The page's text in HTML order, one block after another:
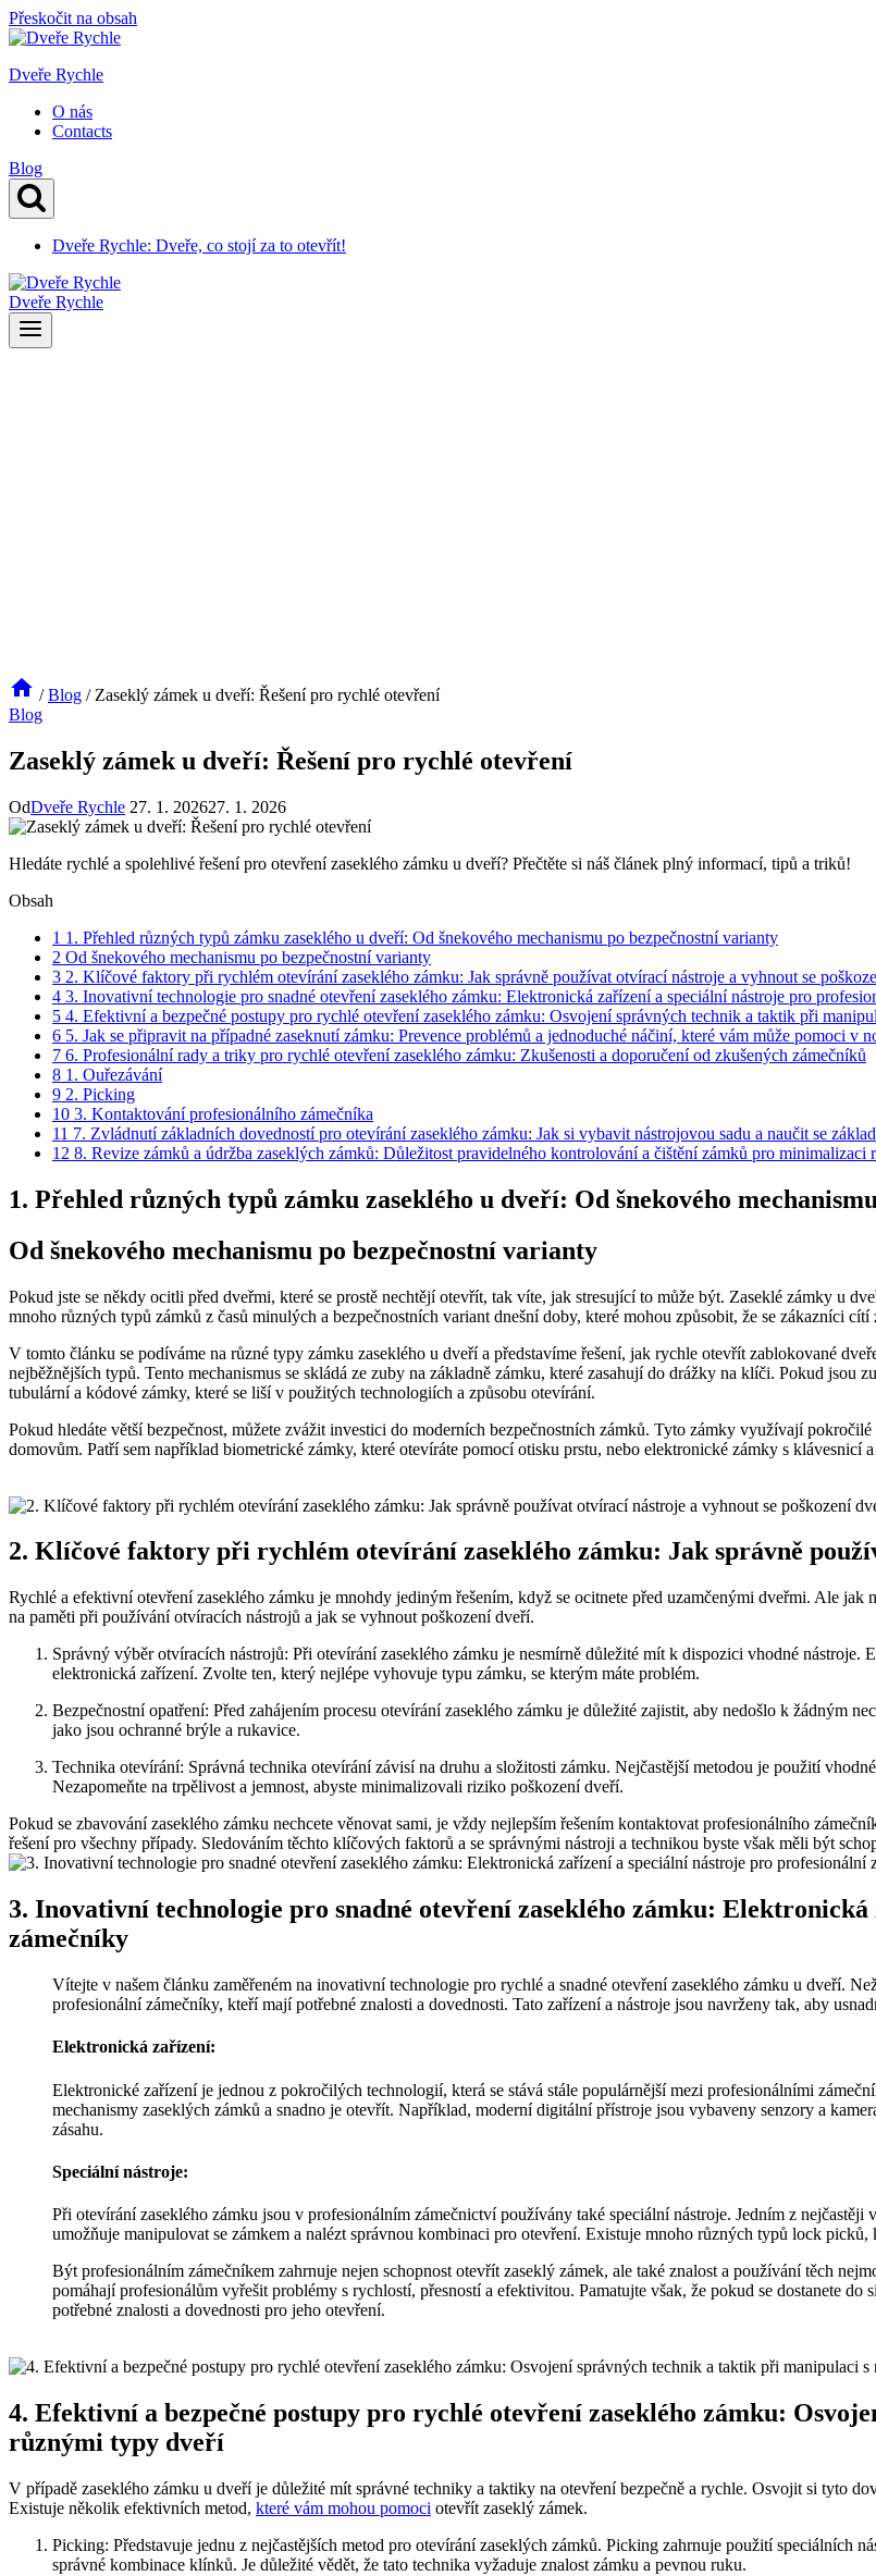
Přeskočit na obsah
Dveře Rychle
O nás
Contacts
Blog
Dveře Rychle: Dveře, co stojí za to otevřít!
Dveře Rychle
/ Blog / Zaseklý zámek u dveří: Řešení pro rychlé otevření
Blog
Zaseklý zámek u dveří: Řešení pro rychlé otevření
OdDveře Rychle 27. 1. 202627. 1. 2026
Hledáte rychlé a spolehlivé řešení pro otevření zaseklého zámku u dveří? Přečtěte si náš článek plný informací, tipů a triků!
Obsah
1 1. Přehled různých typů zámku zaseklého u dveří: Od šnekového mechanismu po bezpečnostní varianty
2 Od šnekového mechanismu po bezpečnostní varianty
3 2. Klíčové faktory při rychlém otevírání zaseklého zámku: Jak správně používat otvírací nástroje a vyhnout se
4 3. Inovativní technologie pro snadné otevření zaseklého zámku: Elektronická zařízení a speciální nástroje pro
5 4. Efektivní a bezpečné postupy pro rychlé otevření zaseklého zámku: Osvojení správných technik a taktik při
6 5. Jak se připravit na případné zaseknutí zámku: Prevence problémů a jednoduché náčiní, které vám může pomoci v
7 6. Profesionální rady a triky pro rychlé otevření zaseklého zámku: Zkušenosti a doporučení od zkušených zámečníků
8 1. Ouřezávání
9 2. Picking
10 3. Kontaktování profesionálního zámečníka
11 7. Zvládnutí základních dovedností pro otevírání zaseklého zámku: Jak si vybavit nástrojovou sadu a naučit se
12 8. Revize zámků a údržba zaseklých zámků: Důležitost pravidelného kontrolování a čištění zámků pro minimalizaci
1. Přehled různých typů zámku zaseklého u dveří: Od šnekového
Od šnekového mechanismu po bezpečnostní varianty
Pokud jste se někdy ocitli před dveřmi, které se prostě nechtějí otevřít, tak víte, jak stresující to může být. Zaseklé zámky u
mnoho různých typů zámků z časů minulých a bezpečnostních variant dnešní doby, které mohou způsobit, že se zákazníci cítí
V tomto článku se podíváme na různé typy zámku zaseklého u dveří a představíme řešení, jak rychle otevřít zablokované
nejběžnějších typů. Tento mechanismus se skládá ze zuby na základně zámku, které zasahují do drážky na klíči. Pokud jsou
tubulární a kódové zámky, které se liší v použitých technologiích a způsobu otevírání.
Pokud hledáte větší bezpečnost, můžete zvážit investici do moderních bezpečnostních zámků. Tyto zámky využívají
domovům. Patří sem například biometrické zámky, které otevíráte pomocí otisku prstu, nebo elektronické zámky s klávesnicí
2. Klíčové faktory při rychlém otevírání zaseklého zámku: Jak správně
Rychlé a efektivní otevření zaseklého zámku je mnohdy jediným řešením, když se ocitnete před uzamčenými dveřmi. Ale
na paměti při používání otvíracích nástrojů a jak se vyhnout poškození dveří.
Správný výběr otvíracích nástrojů: Při otevírání zaseklého zámku je nesmírně důležité mít k dispozici vhodné
elektronická zařízení. Zvolte ten, který nejlépe vyhovuje typu zámku, se kterým máte problém.
Bezpečnostní opatření: Před zahájením procesu otevírání zaseklého zámku je důležité zajistit, aby nedošlo k žádným
jako jsou ochranné brýle a rukavice.
Technika otevírání: Správná technika otevírání závisí na druhu a složitosti zámku. Nejčastější metodou je použití
Nezapomeňte na trpělivost a jemnost, abyste minimalizovali riziko poškození dveří.
Pokud se zbavování zaseklého zámku nechcete věnovat sami, je vždy nejlepším řešením kontaktovat profesionálního
řešení pro všechny případy. Sledováním těchto klíčových faktorů a se správnými nástroji a technikou byste však měli být
3. Inovativní technologie pro snadné otevření zaseklého zámku:
zámečníky
Vítejte v našem článku zaměřeném na inovativní technologie pro rychlé a snadné otevření zaseklého zámku u dveří.
profesionální zámečníky, kteří mají potřebné znalosti a dovednosti. Tato zařízení a nástroje jsou navrženy tak, aby
Elektronická zařízení:
Elektronické zařízení je jednou z pokročilých technologií, která se stává stále populárnější mezi profesionálními
mechanismy zaseklých zámků a snadno je otevřít. Například, moderní digitální přístroje jsou vybaveny senzory a
zásahu.
Speciální nástroje:
Při otevírání zaseklého zámku jsou v profesionálním zámečnictví používány také speciální nástroje. Jedním z
umožňuje manipulovat se zámkem a nalézt správnou kombinaci pro otevření. Existuje mnoho různých typů lock
Být profesionálním zámečníkem zahrnuje nejen schopnost otevřít zaseklý zámek, ale také znalost a používání těch
pomáhají profesionálům vyřešit problémy s rychlostí, přesností a efektivitou. Pamatujte však, že pokud se dostanete
potřebné znalosti a dovednosti pro jeho otevření.
4. Efektivní a bezpečné postupy pro rychlé otevření zaseklého zámku:
různými typy dveří
V případě zaseklého zámku u dveří je důležité mít správné techniky a taktiky na otevření bezpečně a rychle. Osvojit si tyto
Existuje několik efektivních metod, které vám mohou pomoci otevřít zaseklý zámek.
Picking: Představuje jednu z nejčastějších metod pro otevírání zaseklých zámků. Picking zahrnuje použití speciálních
správné kombinace klínků. Je důležité vědět, že tato technika vyžaduje znalost zámku a pevnou ruku.